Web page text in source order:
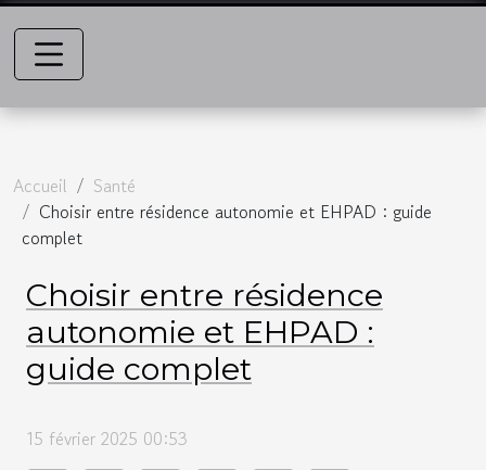
Accueil
Santé
Choisir entre résidence autonomie et EHPAD : guide
complet
Choisir entre résidence
autonomie et EHPAD :
guide complet
15 février 2025 00:53